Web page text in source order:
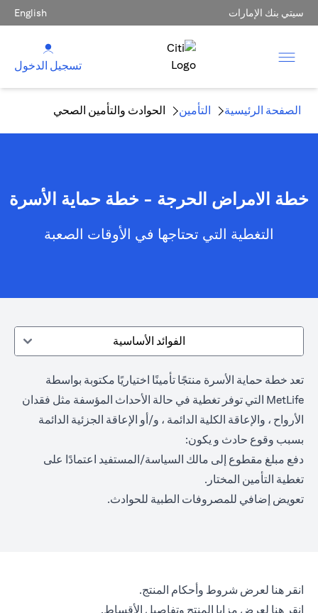
سيتي بنك الإمارات English
تسجيل الدخول
الصفحة الرئيسية التأمين الحوادث والتأمين الصحي
خطة الامراض الحرجة - خطة حماية الأسرة
التغطية التي تحتاجها في الأوقات الصعبة
الفوائد الأساسية
تعد خطة حماية الأسرة منتجًا تأمينًا اختياريًا مكتوبة بواسطة
MetLife التي توفر تغطية في حالة الأحداث المؤسفة مثل فقدان
الأرواح ، والإعاقة الكلية الدائمة ، و/أو الإعاقة الجزئية الدائمة
بسبب وقوع حادث و يكون:
دفع مبلغ مقطوع إلى مالك السياسة/المستفيد اعتمادًا على
تغطية التأمين المختار.
تعويض إضافي للمصروفات الطبية للحوادث.
انقر هنا (opens in a new tab)لعرض شروط وأحكام المنتج.
انقر هنا لعرض مزايا المنتج وتفاصيل الأقساط.